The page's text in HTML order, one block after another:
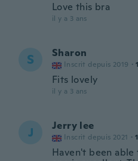
Love this bra
il y a 3 ans
S Sharon
Inscrit depuis 2019 ·
Fits lovely
il y a 3 ans
J Jerry lee
Inscrit depuis 2021 ·
Haven't been